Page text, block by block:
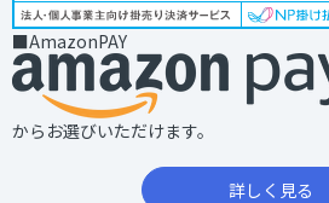
■AmazonPAY
からお選びいただけます。
詳しく見る